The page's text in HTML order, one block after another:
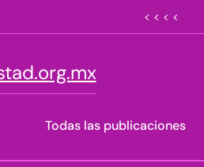
< < < <
Todas las publicaciones